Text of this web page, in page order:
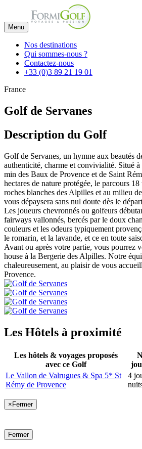
Menu
Nos destinations
Qui sommes-nous ?
Contactez-nous
+33 (0)3 89 21 19 01
France
Golf de Servanes
Description du Golf
Golf de Servanes, un hymne aux beautés
authenticité, charme et convivialité. Situé
min des Baux de Provence et de Saint
hectares de nature protégée, le parcours
roches blanches des Alpilles et au milieu
vous dépaysera sans nul doute dès le
Les joueurs chevronnés ou golfeurs
fairways vallonnés, bercés par le doux
couleurs et les odeurs typiquement
le romarin, et la lavande, et ce en toute
Avant ou après votre partie, vous pourrez
house à la Bergerie des Alpilles. Notre
chaleureusement, au plaisir de vous
Provence.
Les Hôtels à proximité
Les hôtels & voyages proposés
avec ce Golf
Le Vallon de Valrugues & Spa 5* St
Rémy de Provence
4
×Fermer
Fermer